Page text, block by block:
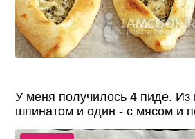
У меня получилось 4 пиде. Из
шпинатом и один - с мясом и